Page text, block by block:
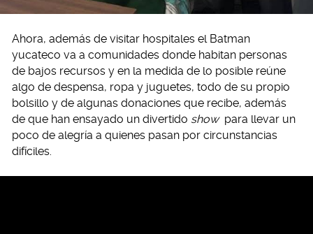
Ahora, además de visitar hospitales el Batman
yucateco va a comunidades donde habitan personas
de bajos recursos y en la medida de lo posible reúne
algo de despensa, ropa y juguetes, todo de su propio
bolsillo y de algunas donaciones que recibe, además
de que han ensayado un divertido show para llevar un
poco de alegría a quienes pasan por circunstancias
difíciles.